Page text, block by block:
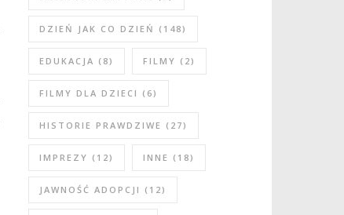
DZIEŃ JAK CO DZIEŃ (148)
EDUKACJA (8) FILMY (2)
FILMY DLA DZIECI (6)
HISTORIE PRAWDZIWE (27)
IMPREZY (12) INNE (18)
JAWNOŚĆ ADOPCJI (12)